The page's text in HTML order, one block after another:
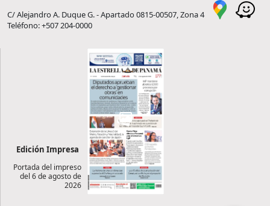
C/ Alejandro A. Duque G. - Apartado 0815-00507, Zona 4
Teléfono: +507 204-0000
Edición Impresa
Portada del impreso
del 6 de agosto de
2026